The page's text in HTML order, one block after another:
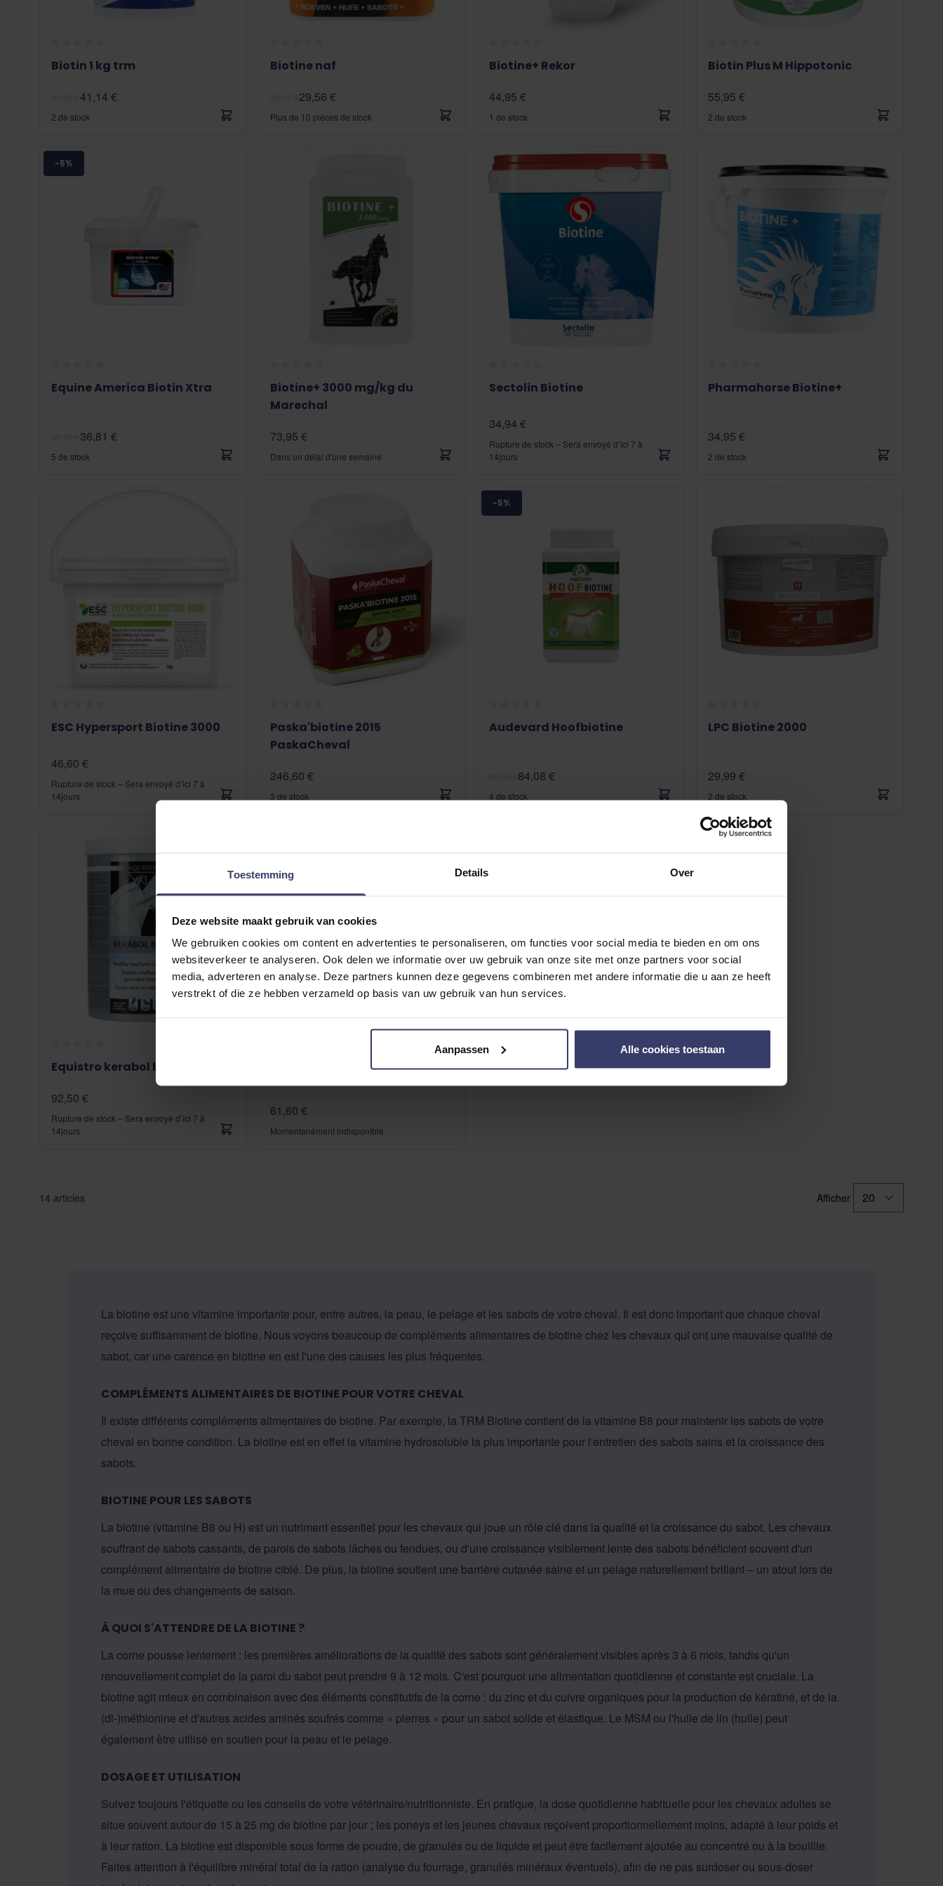
Toestemming Details Over
Deze website maakt gebruik van cookies
We gebruiken cookies om content en advertenties te personaliseren, om functies voor social media te bieden en om ons
websiteverkeer te analyseren. Ook delen we informatie over uw gebruik van onze site met onze partners voor social
media, adverteren en analyse. Deze partners kunnen deze gegevens combineren met andere informatie die u aan ze heeft
verstrekt of die ze hebben verzameld op basis van uw gebruik van hun services.
Aanpassen Alle cookies toestaan
Biotin 1 kg trm
41,14 €
2 de stock
Biotine naf
29,56 €
Plus de 10 pièces de stock
Biotine+ Rekor
44,95 €
1 de stock
Biotin Plus M Hippotonic
55,95 €
2 de stock
-5%
Equine America Biotin Xtra
36,81 €
5 de stock
Biotine+ 3000 mg/kg du
Marechal
73,95 €
Dans un délai d'une semaine
Sectolin Biotine
34,94 €
Rupture de stock – Sera envoyé d’ici 7 à
14jours
Pharmahorse Biotine+
34,95 €
2 de stock
ESC Hypersport Biotine 3000
46,60 €
Rupture de stock – Sera envoyé d’ici 7 à
14jours
Paska'biotine 2015
PaskaCheval
246,60 €
3 de stock
-5%
Audevard Hoofbiotine
84,08 €
4 de stock
LPC Biotine 2000
29,99 €
2 de stock
Equistro kerabol biotin forte
92,50 €
Rupture de stock – Sera envoyé d’ici 7 à
14jours
61,60 €
Momentanément indisponible
14 articles Afficher
La biotine est une vitamine importante pour, entre autres, la peau, le pelage et les sabots de votre cheval. Il est donc important que chaque cheval
reçoive suffisamment de biotine. Nous voyons beaucoup de compléments alimentaires de biotine chez les chevaux qui ont une mauvaise qualité de
sabot, car une carence en biotine en est l'une des causes les plus fréquentes.
COMPLÉMENTS ALIMENTAIRES DE BIOTINE POUR VOTRE CHEVAL
Il existe différents compléments alimentaires de biotine. Par exemple, la TRM Biotine contient de la vitamine B8 pour maintenir les sabots de votre
cheval en bonne condition. La biotine est en effet la vitamine hydrosoluble la plus importante pour l'entretien des sabots sains et la croissance des
sabots.
BIOTINE POUR LES SABOTS
La biotine (vitamine B8 ou H) est un nutriment essentiel pour les chevaux qui joue un rôle clé dans la qualité et la croissance du sabot. Les chevaux
souffrant de sabots cassants, de parois de sabots lâches ou fendues, ou d'une croissance visiblement lente des sabots bénéficient souvent d'un
complément alimentaire de biotine ciblé. De plus, la biotine soutient une barrière cutanée saine et un pelage naturellement brillant – un atout lors de
la mue ou des changements de saison.
À QUOI S'ATTENDRE DE LA BIOTINE ?
La corne pousse lentement : les premières améliorations de la qualité des sabots sont généralement visibles après 3 à 6 mois, tandis qu'un
renouvellement complet de la paroi du sabot peut prendre 9 à 12 mois. C'est pourquoi une alimentation quotidienne et constante est cruciale. La
biotine agit mieux en combinaison avec des éléments constitutifs de la corne : du zinc et du cuivre organiques pour la production de kératine, et de la
(dl-)méthionine et d'autres acides aminés soufrés comme « pierres » pour un sabot solide et élastique. Le MSM ou l'huile de lin (huile) peut
également être utilisé en soutien pour la peau et le pelage.
DOSAGE ET UTILISATION
Suivez toujours l'étiquette ou les conseils de votre vétérinaire/nutritionniste. En pratique, la dose quotidienne habituelle pour les chevaux adultes se
situe souvent autour de 15 à 25 mg de biotine par jour ; les poneys et les jeunes chevaux reçoivent proportionnellement moins, adapté à leur poids et
à leur ration. La biotine est disponible sous forme de poudre, de granulés ou de liquide et peut être facilement ajoutée au concentré ou à la bouillie.
Faites attention à l'équilibre minéral total de la ration (analyse du fourrage, granulés minéraux éventuels), afin de ne pas surdoser ou sous-doser